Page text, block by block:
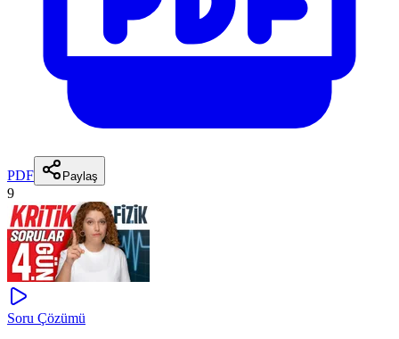
PDF Paylaş
9
Soru Çözümü